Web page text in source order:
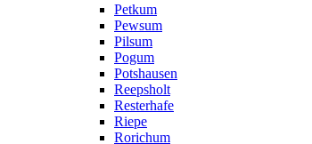
Petkum
Pewsum
Pilsum
Pogum
Potshausen
Reepsholt
Resterhafe
Riepe
Rorichum